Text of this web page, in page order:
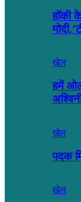
हॉकी
खेल
हमें
खेल
पदक
खेल